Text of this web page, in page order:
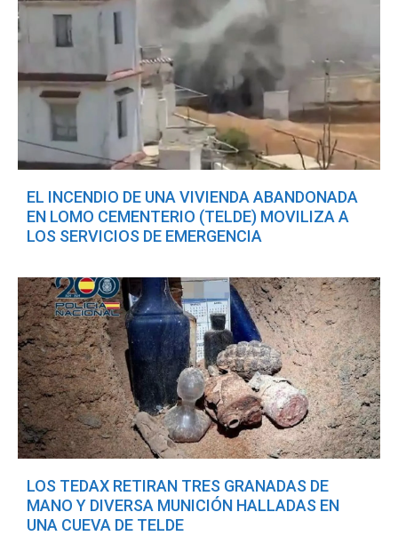
EL INCENDIO DE UNA VIVIENDA ABANDONADA
EN LOMO CEMENTERIO (TELDE) MOVILIZA A
LOS SERVICIOS DE EMERGENCIA
LOS TEDAX RETIRAN TRES GRANADAS DE
MANO Y DIVERSA MUNICIÓN HALLADAS EN
UNA CUEVA DE TELDE